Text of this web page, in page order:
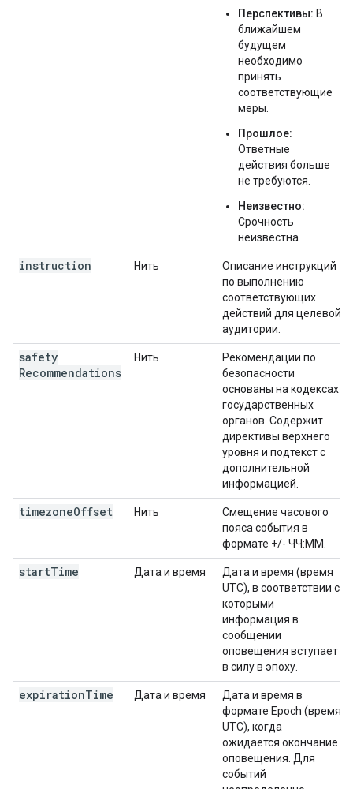
Перспективы: В
ближайшем
будущем
необходимо
принять
соответствующие
меры.
Прошлое:
Ответные
действия больше
не требуются.
Неизвестно:
Срочность
неизвестна
instruction Нить
Описание инструкций
по выполнению
соответствующих
действий для целевой
аудитории.
safety
Recommendations
Нить
Рекомендации по
безопасности
основаны на кодексах
государственных
органов. Содержит
директивы верхнего
уровня и подтекст с
дополнительной
информацией.
timezoneOffset Нить
Смещение часового
пояса события в
формате +/- ЧЧ:ММ.
startTime Дата и время
Дата и время (время
UTC), в соответствии с
которыми
информация в
сообщении
оповещения вступает
в силу в эпоху.
expirationTime Дата и время
Дата и время в
формате Epoch (время
UTC), когда
ожидается окончание
оповещения. Для
событий